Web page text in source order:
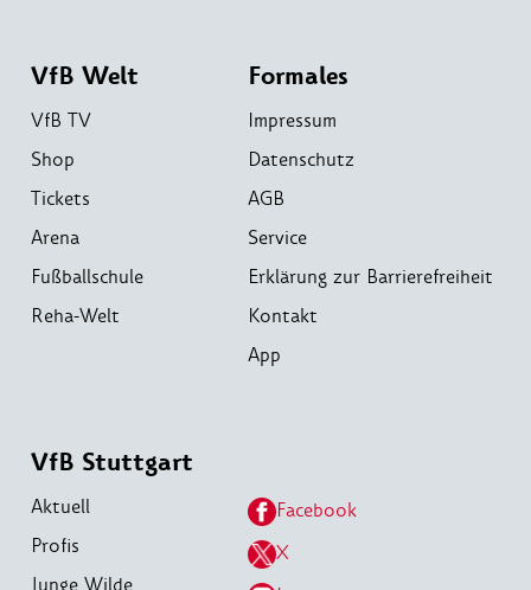
VfB Welt
VfB TV
Shop
Tickets
Arena
Fußballschule
Reha-Welt
Formales
Impressum
Datenschutz
AGB
Service
Erklärung zur Barrierefreiheit
Kontakt
App
VfB Stuttgart
Aktuell
Profis
Junge Wilde
Facebook
X